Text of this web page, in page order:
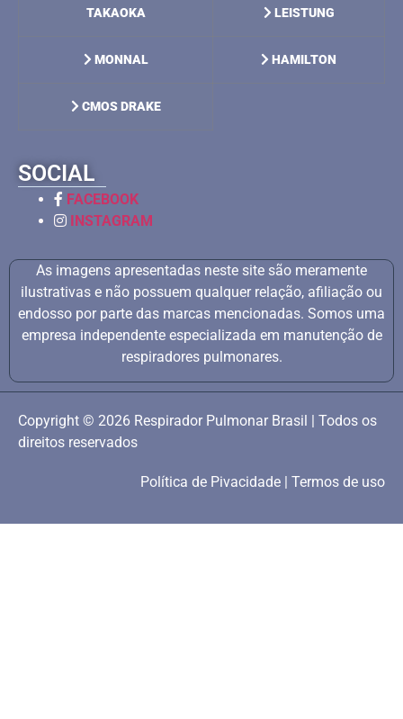
TAKAOKA LEISTUNG
MONNAL HAMILTON
CMOS DRAKE
SOCIAL
FACEBOOK
INSTAGRAM
As imagens apresentadas neste site são meramente
ilustrativas e não possuem qualquer relação, afiliação ou
endosso por parte das marcas mencionadas. Somos uma
empresa independente especializada em manutenção de
respiradores pulmonares.
Copyright © 2026 Respirador Pulmonar Brasil | Todos os
direitos reservados
Política de Pivacidade | Termos de uso